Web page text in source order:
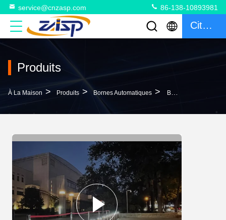
service@cnzasp.com 86-138-10893981
Citation
Produits
À La Maison > Produits > Bornes Automatiques > Bornes Escamotables Automatiques En Acier Inoxydable Avec Indice IP68 Et Éclairage LED Pour Une Sécurité Renforcée